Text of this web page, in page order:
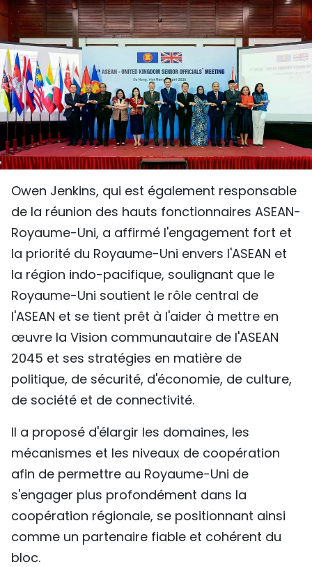
INTERNATIONAL
MÉGASTORIE
INFOGRAPHIE
PHOTO
VIDÉO
À PROPOS DU "PEUPLE"
TIẾNG VIỆT
ENGLISH
中文
РУССКИЙ
ESPAÑOL
Owen Jenkins, qui est également responsable
de la réunion des hauts fonctionnaires ASEAN-
Royaume-Uni, a affirmé l'engagement fort et
la priorité du Royaume-Uni envers l'ASEAN et
la région indo-pacifique, soulignant que le
Royaume-Uni soutient le rôle central de
l'ASEAN et se tient prêt à l'aider à mettre en
œuvre la Vision communautaire de l'ASEAN
2045 et ses stratégies en matière de
politique, de sécurité, d'économie, de culture,
de société et de connectivité.
Il a proposé d'élargir les domaines, les
mécanismes et les niveaux de coopération
afin de permettre au Royaume-Uni de
s'engager plus profondément dans la
coopération régionale, se positionnant ainsi
comme un partenaire fiable et cohérent du
bloc.